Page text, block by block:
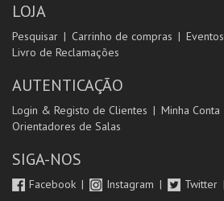
LOJA
Pesquisar Carrinho de compras Eventos
Livro de Reclamações
AUTENTICAÇÃO
Login & Registo de Clientes Minha Conta
Orientadores de Salas
SIGA-NOS
Facebook Instagram Twitter